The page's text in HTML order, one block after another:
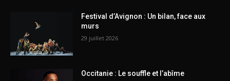
Festival d’Avignon : Un bilan, face aux
murs
29 juillet 2026
Occitanie : Le souffle et l’abîme